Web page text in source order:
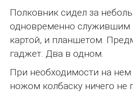
Полковник сидел за
одновременно служившим
картой, и планшетом.
гаджет. Два в одном.
При необходимости на
ножом колбаску ничего не